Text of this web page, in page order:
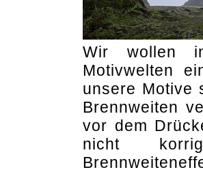
Wir wollen
Motivwelten
unsere Motive
Brennweiten
vor dem
nicht